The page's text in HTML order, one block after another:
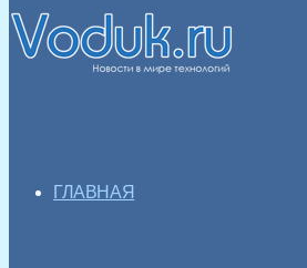
ГЛАВНАЯ